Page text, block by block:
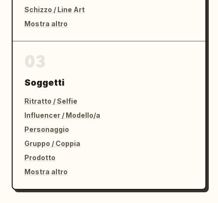
Schizzo / Line Art
Mostra altro
Soggetti
Ritratto / Selfie
Influencer / Modello/a
Personaggio
Gruppo / Coppia
Prodotto
Mostra altro